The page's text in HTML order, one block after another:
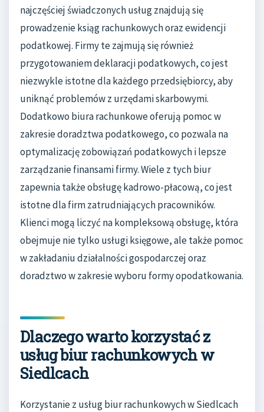
najczęściej świadczonych usług znajdują się
prowadzenie ksiąg rachunkowych oraz ewidencji
podatkowej. Firmy te zajmują się również
przygotowaniem deklaracji podatkowych, co jest
niezwykle istotne dla każdego przedsiębiorcy, aby
uniknąć problemów z urzędami skarbowymi.
Dodatkowo biura rachunkowe oferują pomoc w
zakresie doradztwa podatkowego, co pozwala na
optymalizację zobowiązań podatkowych i lepsze
zarządzanie finansami firmy. Wiele z tych biur
zapewnia także obsługę kadrowo-płacową, co jest
istotne dla firm zatrudniających pracowników.
Klienci mogą liczyć na kompleksową obsługę, która
obejmuje nie tylko usługi księgowe, ale także pomoc
w zakładaniu działalności gospodarczej oraz
doradztwo w zakresie wyboru formy opodatkowania.
Dlaczego warto korzystać z
usług biur rachunkowych w
Siedlcach
Korzystanie z usług biur rachunkowych w Siedlcach